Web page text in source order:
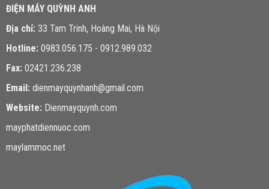
ĐIỆN MÁY QUỲNH ANH
Địa chỉ: 33 Tam Trinh, Hoàng Mai, Hà Nội
Hotline: 0983.056.175 - 0912.989.032
Fax: 02421.236.238
Email: dienmayquynhanh@gmail.com
Website: Dienmayquynh.com
mayphatdiennuoc.com
maylammoc.net